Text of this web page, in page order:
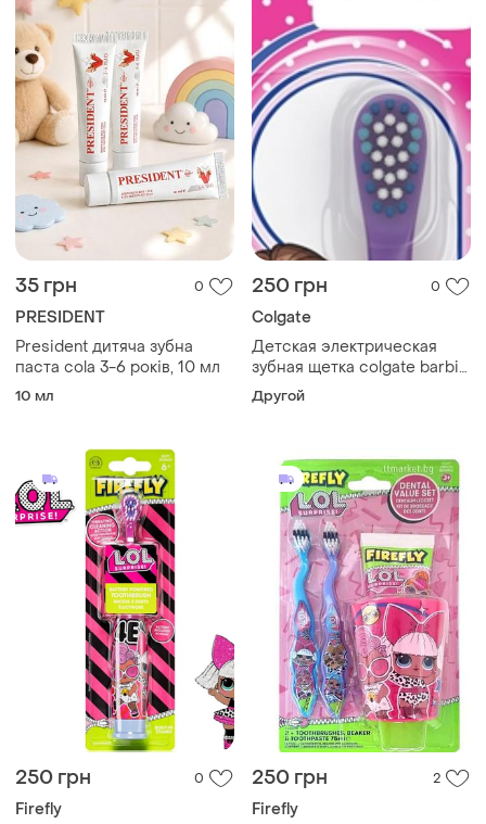
35 грн 0
PRESIDENT
President дитяча зубна
паста cola 3-6 років, 10 мл
10 мл
250 грн 0
Colgate
Детская электрическая
зубная щетка colgate barbie
(на батарейках)
Другой
250 грн 0
Firefly
250 грн 2
Firefly